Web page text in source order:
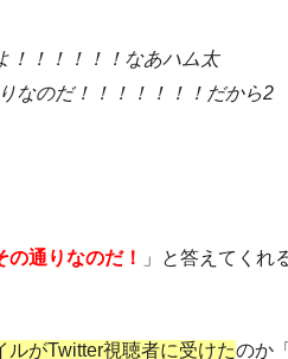
！！！！！！なあハム太
なのだ！！！！！！！だから2
の通りなのだ！
」と答えてくれ
がTwitter視聴者に受けたのか